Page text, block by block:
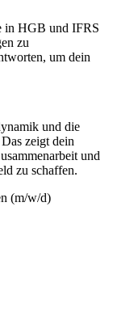
in HGB und IFRS
zu
um dein
und die
zeigt dein
und
zu schaffen.
(m/w/d)